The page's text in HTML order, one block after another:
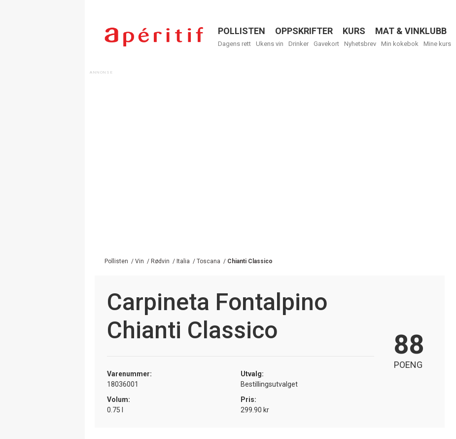
Menu
POLLISTEN OPPSKRIFTER KURS MAT & VINKLUBB
Dagens rett Ukens vin Drinker Gavekort Nyhetsbrev Min kokebok Mine kurs
Pollisten / Vin / Rødvin / Italia / Toscana / Chianti Classico
Carpineta Fontalpino
Chianti Classico
Varenummer:
18036001
Utvalg:
Bestillingsutvalget
Volum:
0.75 l
Pris:
299.90 kr
88
POENG